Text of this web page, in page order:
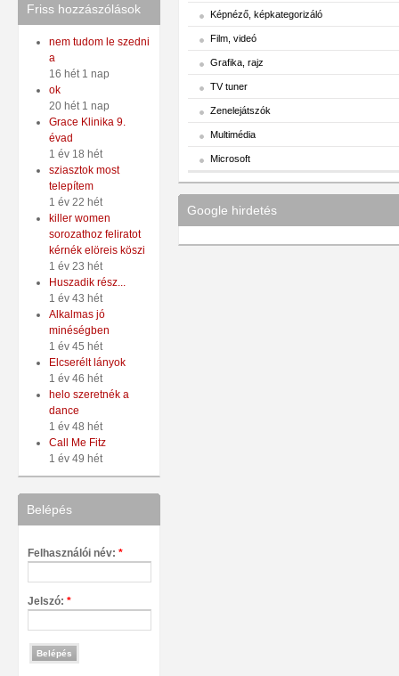
Friss hozzászólások
nem tudom le szedni
a
16 hét 1 nap
ok
20 hét 1 nap
Grace Klinika 9.
évad
1 év 18 hét
sziasztok most
telepítem
1 év 22 hét
killer women
sorozathoz feliratot
kérnék elöreis köszi
1 év 23 hét
Huszadik rész...
1 év 43 hét
Alkalmas jó
minéségben
1 év 45 hét
Elcserélt lányok
1 év 46 hét
helo szeretnék a
dance
1 év 48 hét
Call Me Fitz
1 év 49 hét
Belépés
Felhasználói név: *
Jelszó: *
Képnéző, képkategorizáló
Film, videó
Grafika, rajz
TV tuner
Zenelejátszók
Multimédia
Microsoft
Google hirdetés